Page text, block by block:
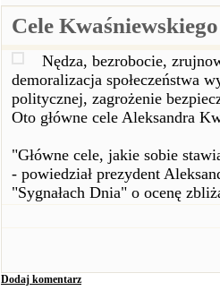
Cele Kwaśniewskiego
Nędza, bezrobocie,
demoralizacja społeczeństwa
politycznej, zagrożenie
Oto główne cele Aleksandra
"Główne cele, jakie sobie
- powiedział prezydent
"Sygnałach Dnia" o ocenę
Dodaj komentarz